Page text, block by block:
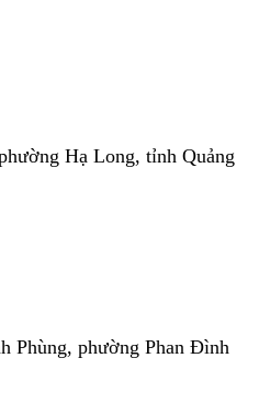
Hạ Long, tỉnh Quảng
Phùng, phường Phan Đình